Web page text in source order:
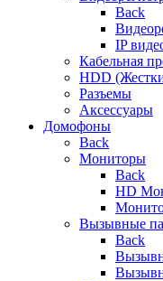
Back
IP
Кабельная
HDD
Разъемы
Аксессуары
Домофоны
Back
Мониторы
Back
HD
Вызывные
Back